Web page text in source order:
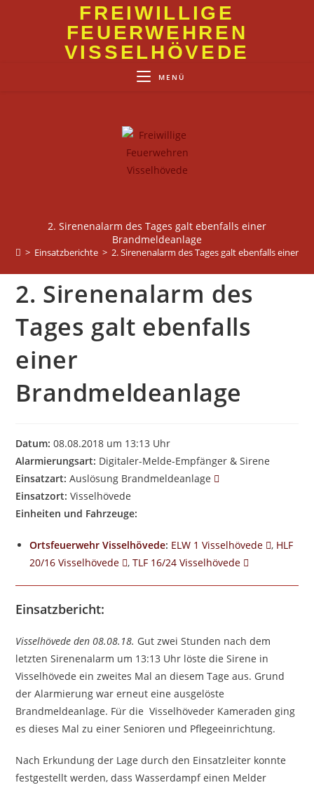
FREIWILLIGE
FEUERWEHREN
VISSELHÖVEDE
MENÜ
2. Sirenenalarm des Tages galt ebenfalls einer
Brandmeldeanlage
> Einsatzberichte > 2. Sirenenalarm des Tages galt ebenfalls einer
2. Sirenenalarm des
Tages galt ebenfalls
einer
Brandmeldeanlage
Datum: 08.08.2018 um 13:13 Uhr
Alarmierungsart: Digitaler-Melde-Empfänger & Sirene
Einsatzart: Auslösung Brandmeldeanlage
Einsatzort: Visselhövede
Einheiten und Fahrzeuge:
Ortsfeuerwehr Visselhövede: ELW 1 Visselhövede , HLF
20/16 Visselhövede
,TLF 16/24 Visselhövede
Einsatzbericht:
Visselhövede den 08.08.18. Gut zwei Stunden nach dem
letzten Sirenenalarm um 13:13 Uhr löste die Sirene in
Visselhövede ein zweites Mal an diesem Tage aus. Grund
der Alarmierung war erneut eine ausgelöste
Brandmeldeanlage. Für die Visselhöveder Kameraden ging
es dieses Mal zu einer Senioren und Pflegeeinrichtung.
Nach Erkundung der Lage durch den Einsatzleiter konnte
festgestellt werden, dass Wasserdampf einen Melder